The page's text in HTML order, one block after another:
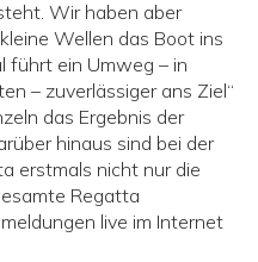
Wir haben aber
Wellen das Boot ins
führt ein Umweg – in
– zuverlässiger ans Ziel“
das Ergebnis der
hinaus sind bei der
erstmals nicht nur die
Regatta
live im Internet